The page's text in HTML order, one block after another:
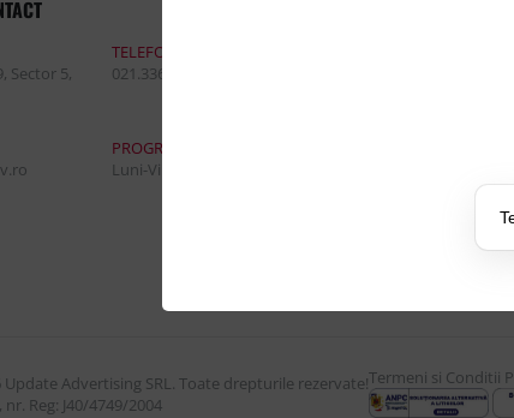
Sector 5,
TELEFON:
021.336.03.32
PROGRAM DE LUCRU:
Luni-Vineri / 8:30 - 17:30
Politica de returnare a
Advertising SRL. Toate drepturile rezervate!
nr. Reg: J40/4749/2004
Termeni si Conditii